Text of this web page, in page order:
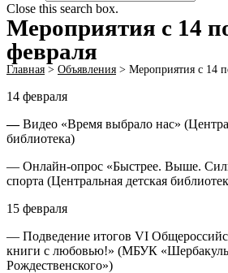
Close this search box.
Мероприятия с 14
февраля
Главная > Объявления > Мероприятия с 14
14 февраля
—Видео «Время выбрало нас»
библиотека)
— Онлайн-опрос «Быстрее. Выше.
спорта (Центральная детская
15 февраля
— Подведение итогов VI
книги с любовью!» (МБУК
Рождественского»)